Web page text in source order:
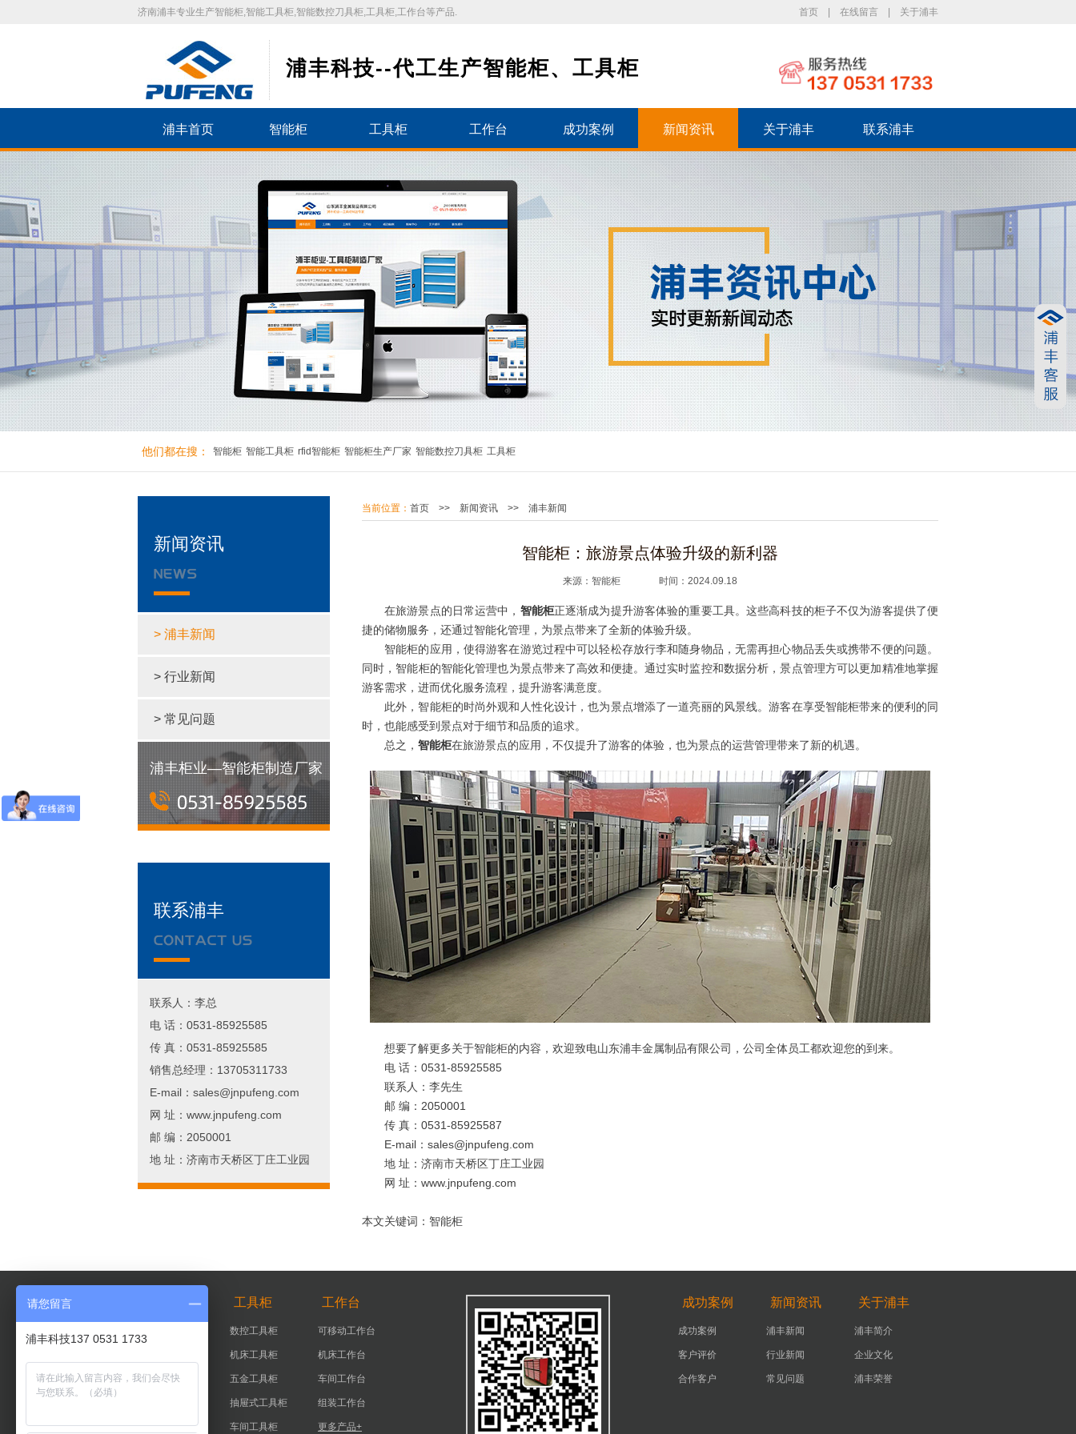
济南浦丰专业生产智能柜,智能工具柜,智能数控刀具柜,工具柜,工作台等产品. 首页 在线留言 关于浦丰
浦丰科技--代工生产智能柜、工具柜
浦丰首页 智能柜 工具柜 工作台 成功案例 新闻资讯 关于浦丰 联系浦丰
他们都在搜： 智能柜 智能工具柜 rfid智能柜 智能柜生产厂家 智能数控刀具柜 工具柜
新闻资讯
> 浦丰新闻
> 行业新闻
> 常见问题
浦丰柜业—智能柜制造厂家
联系浦丰
联系人：李总
电 话：0531-85925585
传 真：0531-85925585
销售总经理：13705311733
E-mail：sales@jnpufeng.com
网 址：www.jnpufeng.com
邮 编：2050001
地 址：济南市天桥区丁庄工业园
当前位置： 首页 >> 新闻资讯 >> 浦丰新闻
智能柜：旅游景点体验升级的新利器
来源：智能柜 时间：2024.09.18
在旅游景点的日常运营中， 智能柜正逐渐成为提升游客体验的重要工具。这些高科技的柜子不仅为游客提供了便
捷的储物服务，还通过智能化管理，为景点带来了全新的体验升级。
智能柜的应用，使得游客在游览过程中可以轻松存放行李和随身物品，无需再担心物品丢失或携带不便的问题。
同时，智能柜的智能化管理也为景点带来了高效和便捷。通过实时监控和数据分析，景点管理方可以更加精准地掌握
游客需求，进而优化服务流程，提升游客满意度。
此外，智能柜的时尚外观和人性化设计，也为景点增添了一道亮丽的风景线。游客在享受智能柜带来的便利的同
时，也能感受到景点对于细节和品质的追求。
总之， 智能柜在旅游景点的应用，不仅提升了游客的体验，也为景点的运营管理带来了新的机遇。
想要了解更多关于智能柜的内容，欢迎致电山东浦丰金属制品有限公司，公司全体员工都欢迎您的到来。
电 话：0531-85925585
联系人：李先生
邮 编：2050001
传 真：0531-85925587
E-mail：sales@jnpufeng.com
地 址：济南市天桥区丁庄工业园
网 址：www.jnpufeng.com
本文关键词：智能柜
工具柜 工作台
实验室智能柜
更多产品+
数控工具柜
机床工具柜
五金工具柜
抽屉式工具柜
车间工具柜
可移动工作台
机床工作台
车间工作台
组装工作台
更多产品+
成功案例 新闻资讯 关于浦丰
成功案例
客户评价
合作客户
浦丰新闻
行业新闻
常见问题
浦丰简介
企业文化
浦丰荣誉
请您留言
浦丰科技137 0531 1733